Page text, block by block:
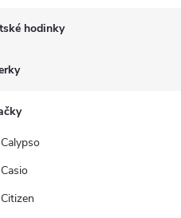
hodinky
Calypso
Casio
Citizen